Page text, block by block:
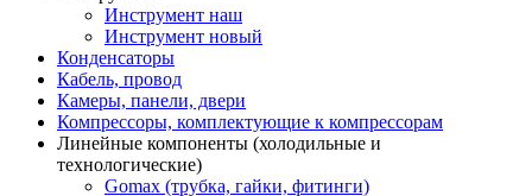
Инструмент наш
Инструмент новый
Конденсаторы
Кабель, провод
Камеры, панели, двери
Компрессоры, комплектующие к компрессорам
Линейные компоненты (холодильные и
технологические)
Gomax (трубка, гайки, фитинги)